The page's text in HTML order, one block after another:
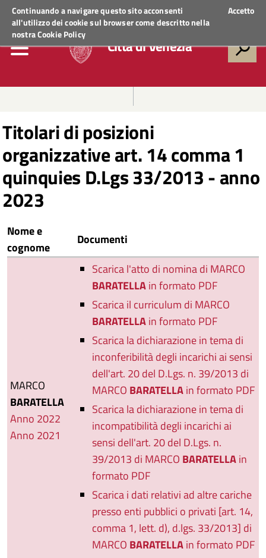
Continuando a navigare questo sito acconsenti
all'utilizzo dei cookie sul browser come descritto nella
nostraCookie Policy
Accetto
Regione VenetoACCEDI AI SERVIZI
Città di Venezia
Titolari di posizioni
organizzative art. 14 comma 1
quinquies D.Lgs 33/2013 - anno
2023
Nome e
cognome
Documenti
MARCO
BARATELLA
Anno 2022
Anno 2021
Scarica l'atto di nomina di MARCO
BARATELLAin formato PDF
Scarica il curriculum di MARCO
BARATELLAin formato PDF
Scarica la dichiarazione in tema di
inconferibilità degli incarichi ai sensi
dell'art. 20 del D.Lgs. n. 39/2013 di
MARCO BARATELLAin formato PDF
Scarica la dichiarazione in tema di
incompatibilità degli incarichi ai
sensi dell'art. 20 del D.Lgs. n.
39/2013 di MARCO BARATELLAin
formato PDF
Scarica i dati relativi ad altre cariche
presso enti pubblici o privati [art. 14,
comma 1, lett. d), d.lgs. 33/2013] di
MARCO BARATELLAin formato PDF